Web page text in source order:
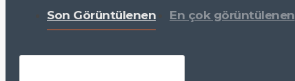
Son Görüntülenen En çok görüntülenen